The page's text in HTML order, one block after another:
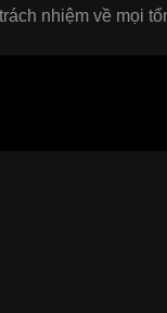
nhiệm về mọi